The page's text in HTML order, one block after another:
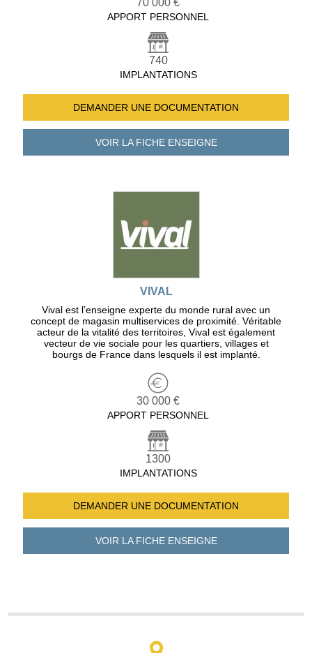
70 000 €
APPORT PERSONNEL
740
IMPLANTATIONS
DEMANDER UNE DOCUMENTATION
VOIR LA FICHEENSEIGNE
VIVAL
Vival est l’enseigne experte du monde rural avec un
concept de magasin multiservices de proximité. Véritable
acteur de la vitalité des territoires, Vival est également
vecteur de vie sociale pour les quartiers, villages et
bourgs de France dans lesquels il est implanté.
30 000 €
APPORT PERSONNEL
1300
IMPLANTATIONS
DEMANDER UNE DOCUMENTATION
VOIR LA FICHEENSEIGNE